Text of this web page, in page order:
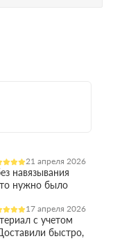
21 апреля 2026
навязывания
нужно было
17 апреля 2026
с учетом
быстро,